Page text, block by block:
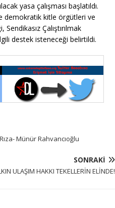
yasa çalışması başlatıldı.
demokratik kitle örgütleri ve
Çalıştırılmak
destek isteneceği belirtildi.
Münür Rahvancıoğlu
SONRAKI
ULAŞIM HAKKI TEKELLERİN ELİNDE!